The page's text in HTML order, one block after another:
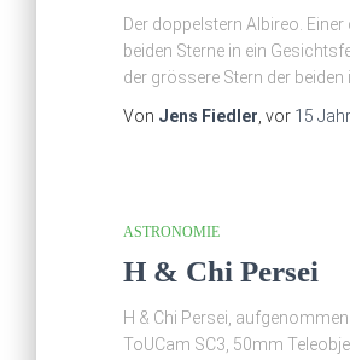
Der doppelstern Albireo.
beiden Sterne in ein
der grössere Stern der
Von Jens Fiedler , vor 15
ASTRONOMIE
H & Chi Persei
H & Chi Persei,
ToUCam SC3, 50mm